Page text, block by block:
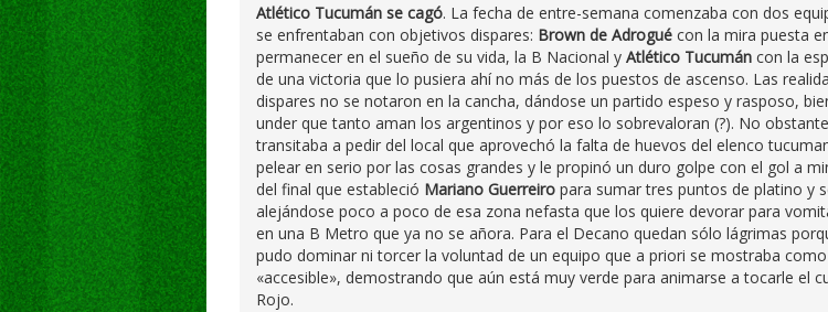
Atlético Tucumán se cagó. La fecha de entre-semana comenzaba con dos
se enfrentaban con objetivos dispares: Brown de Adrogué con la mira puesta
permanecer en el sueño de su vida, la B Nacional y Atlético Tucumán con la
de una victoria que lo pusiera ahí no más de los puestos de ascenso. Las
dispares no se notaron en la cancha, dándose un partido espeso y rasposo,
under que tanto aman los argentinos y por eso lo sobrevaloran (?). No
transitaba a pedir del local que aprovechó la falta de huevos del elenco
pelear en serio por las cosas grandes y le propinó un duro golpe con el gol a
del final que estableció Mariano Guerreiro para sumar tres puntos de platino y
alejándose poco a poco de esa zona nefasta que los quiere devorar para
en una B Metro que ya no se añora. Para el Decano quedan sólo lágrimas
pudo dominar ni torcer la voluntad de un equipo que a priori se mostraba como
«accesible», demostrando que aún está muy verde para animarse a tocarle el
Rojo.